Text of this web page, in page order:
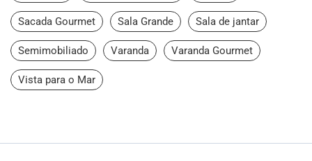
Sacada Gourmet Sala Grande Sala de jantar
Semimobiliado Varanda Varanda Gourmet
Vista para o Mar